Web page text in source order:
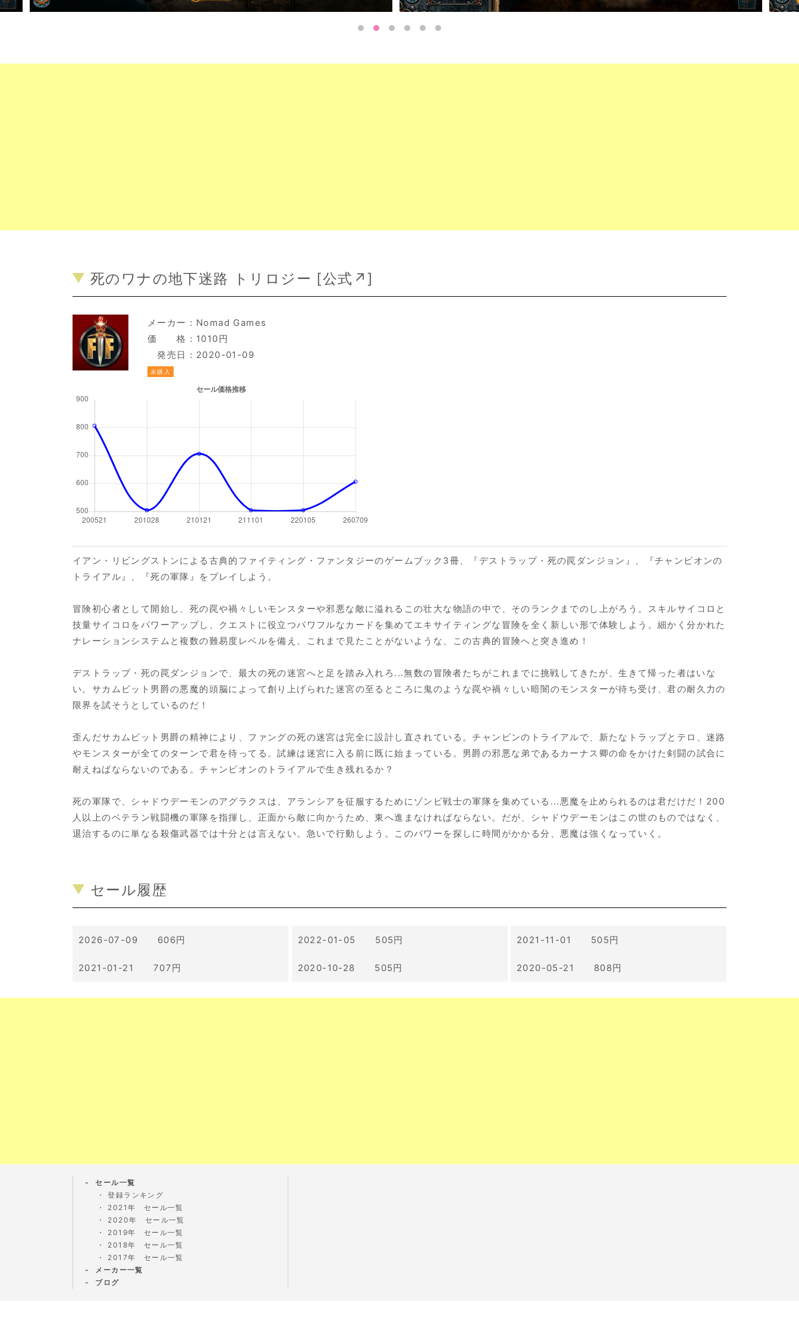
死のワナの地下迷路 トリロジー [公式↗]
メーカー： Nomad Games
価 格：1010円
発売日：2020-01-09
未購入
イアン・リビングストンによる古典的ファイティング・ファンタジーのゲームブック3冊、『デストラップ・死の罠ダンジョン』、『チャンピオンの
トライアル』、『死の軍隊』をプレイしよう。
冒険初心者として開始し、死の罠や禍々しいモンスターや邪悪な敵に溢れるこの壮大な物語の中で、そのランクまでのし上がろう。スキルサイコロと
技量サイコロをパワーアップし、クエストに役立つパワフルなカードを集めてエキサイティングな冒険を全く新しい形で体験しよう。細かく分かれた
ナレーションシステムと複数の難易度レベルを備え、これまで見たことがないような、この古典的冒険へと突き進め！
デストラップ・死の罠ダンジョンで、最大の死の迷宮へと足を踏み入れろ...無数の冒険者たちがこれまでに挑戦してきたが、生きて帰った者はいな
い。サカムビット男爵の悪魔的頭脳によって創り上げられた迷宮の至るところに鬼のような罠や禍々しい暗闇のモンスターが待ち受け、君の耐久力の
限界を試そうとしているのだ！
歪んだサカムビット男爵の精神により、ファングの死の迷宮は完全に設計し直されている。チャンピンのトライアルで、新たなトラップとテロ、迷路
やモンスターが全てのターンで君を待ってる。試練は迷宮に入る前に既に始まっている。男爵の邪悪な弟であるカーナス卿の命をかけた剣闘の試合に
耐えねばならないのである。チャンピオンのトライアルで生き残れるか？
死の軍隊で、シャドウデーモンのアグラクスは、アランシアを征服するためにゾンビ戦士の軍隊を集めている...悪魔を止められるのは君だけだ！200
人以上のベテラン戦闘機の軍隊を指揮し、正面から敵に向かうため、東へ進まなければならない。だが、シャドウデーモンはこの世のものではなく、
退治するのに単なる殺傷武器では十分とは言えない。急いで行動しよう。このパワーを探しに時間がかかる分、悪魔は強くなっていく。
セール履歴
2026-07-09 606円 2022-01-05 505円 2021-11-01 505円
2021-01-21 707円 2020-10-28 505円 2020-05-21 808円
セール一覧
登録ランキング
2021年 セール一覧
2020年 セール一覧
2019年 セール一覧
2018年 セール一覧
2017年 セール一覧
メーカー一覧
ブログ